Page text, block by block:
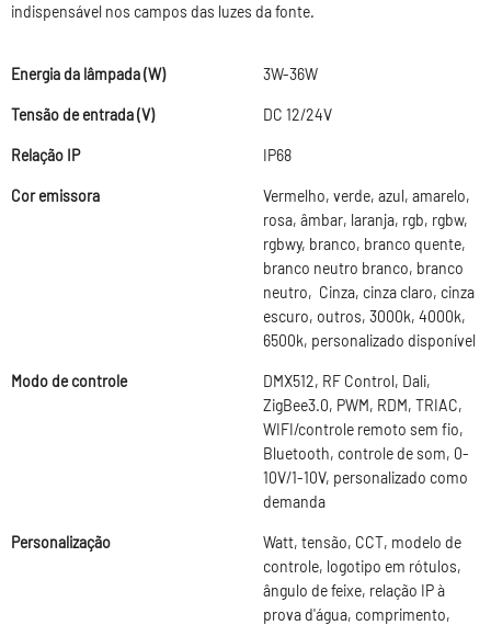
indispensável nos campos das luzes da fonte.
Energia da lâmpada (W) 3W-36W
Tensão de entrada (V) DC 12/24V
Relação IP IP68
Cor emissora
Vermelho, verde, azul, amarelo,
rosa, âmbar, laranja, rgb, rgbw,
rgbwy, branco, branco quente,
branco neutro branco, branco
neutro, Cinza, cinza claro, cinza
escuro, outros, 3000k, 4000k,
6500k, personalizado disponível
Modo de controle
DMX512, RF Control, Dali,
ZigBee3.0, PWM, RDM, TRIAC,
WIFI/controle remoto sem fio,
Bluetooth, controle de som, 0-
10V/1-10V, personalizado como
demanda
Personalização
Watt, tensão, CCT, modelo de
controle, logotipo em rótulos,
ângulo de feixe, relação IP à
prova d'água, comprimento,